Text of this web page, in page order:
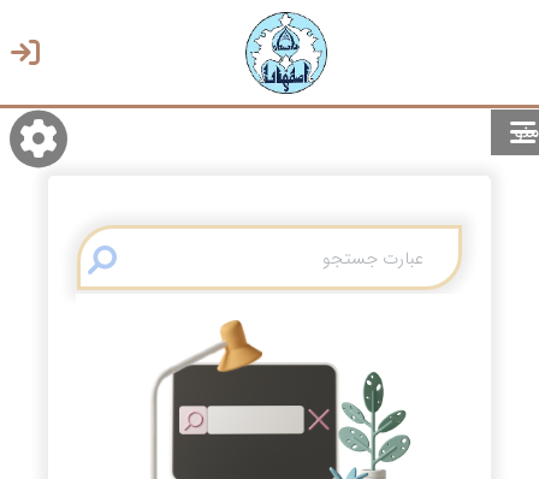
منو
انتخاب زبان